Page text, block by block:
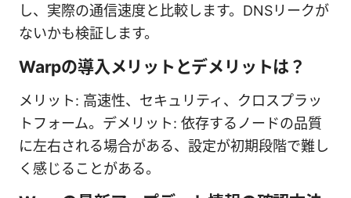
し、実際の通信速度と比較します。DNSリークが
ないかも検証します。
Warpの導入メリットとデメリットは？
メリット: 高速性、セキュリティ、クロスプラッ
トフォーム。デメリット: 依存するノードの品質
に左右される場合がある、設定が初期段階で難し
く感じることがある。